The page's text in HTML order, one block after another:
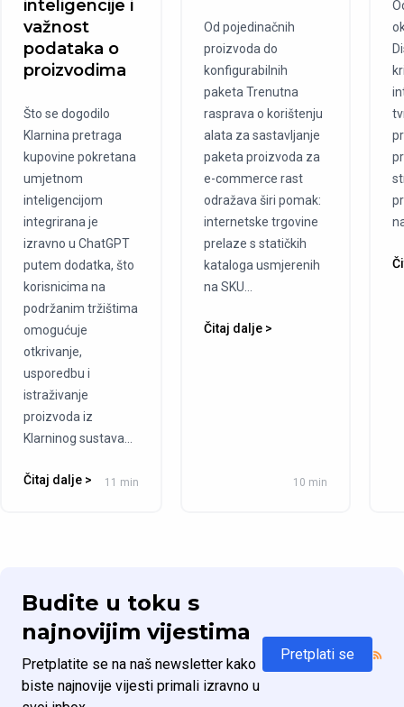
inteligencije i
važnost
podataka o
proizvodima
Što se dogodilo
Klarnina pretraga
kupovine pokretana
umjetnom
inteligencijom
integrirana je
izravno u ChatGPT
putem dodatka, što
korisnicima na
podržanim tržištima
omogućuje
otkrivanje,
usporedbu i
istraživanje
proizvoda iz
Klarninog sustava...
Čitaj dalje > 11 min
Od pojedinačnih
proizvoda do
konfigurabilnih
paketa Trenutna
rasprava o korištenju
alata za sastavljanje
paketa proizvoda za
e-commerce rast
odražava širi pomak:
internetske trgovine
prelaze s statičkih
kataloga usmjerenih
na SKU...
Čitaj dalje >
10 min
Budite u toku s
najnovijim vijestima
Pretplatite se na naš newsletter kako
biste najnovije vijesti primali izravno u
Pretplati se